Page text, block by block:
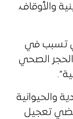
والأوقاف،
تسبب في
الصحي
والحيوانية
تعجيل